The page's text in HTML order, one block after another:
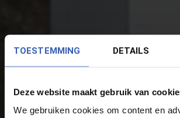
TOESTEMMING DETAILS
Deze website maakt gebruik van
We gebruiken cookies om content en